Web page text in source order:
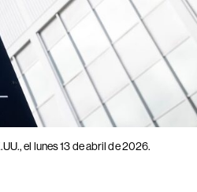
el lunes 13 de abril de 2026.